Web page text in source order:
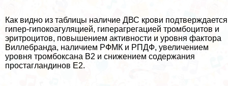
Как видно из таблицы наличие ДВС крови подтверждается
гипер-гипокоагуляцией, гиперагрегацией тромбоцитов и
эритроцитов, повышением активности и уровня фактора
Виллебранда, наличием РФМК и РПДФ, увеличением
уровня тромбоксана В2 и снижением содержания
простагландинов Е2.